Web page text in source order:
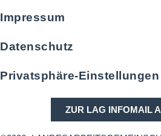
Impressum
Datenschutz
Privatsphäre-
ZUR LAG INFOMAIL